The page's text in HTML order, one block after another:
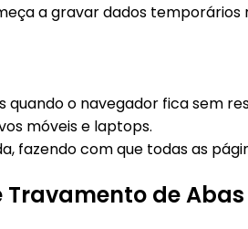
a gravar dados
o navegador fica sem
móveis e laptops.
fazendo com que todas as
Travamento de Abas